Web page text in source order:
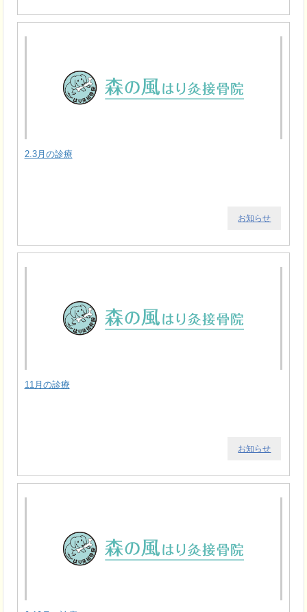
2.3月の診療
お知らせ
11月の診療
お知らせ